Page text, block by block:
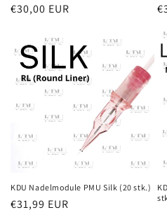
Regular
€30,00 EUR
KDU Nadelmodule PMU Silk (20 stk.)
Regular
€31,99 EUR